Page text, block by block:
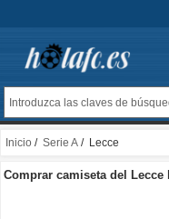
Inicio / Serie A / Lecce
Comprar camiseta del Lecce